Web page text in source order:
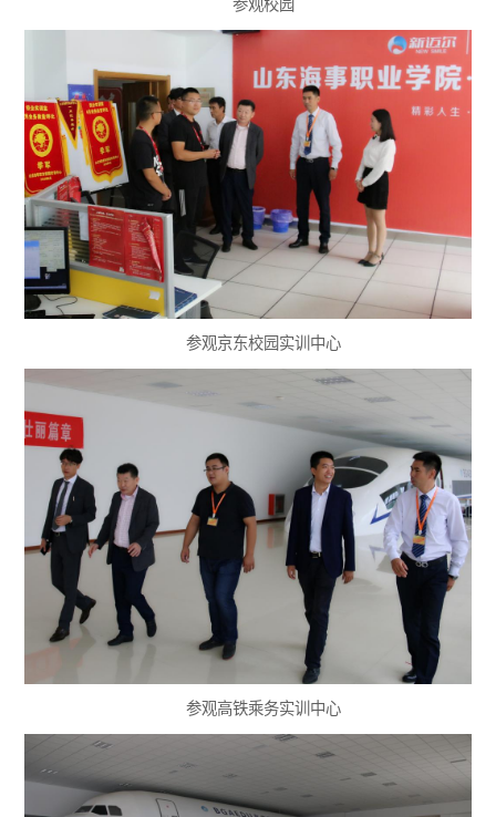
参观校园
参观京东校园实训中心
参观高铁乘务实训中心